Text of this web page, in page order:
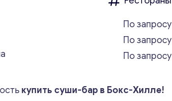
По запросу
По запросу
По запросу
купить суши-бар в Бокс-Хилле!